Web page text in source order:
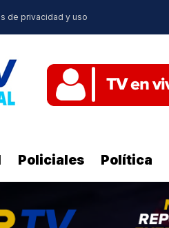
de privacidad y uso
Policiales Política